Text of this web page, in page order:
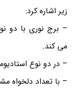
زیر اشاره کرد:
– برج نوری با دو
می کند.
– در دو نوع
– با تعداد دلخواه